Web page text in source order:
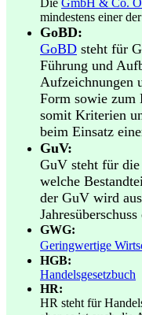
mindestens einer
GoBD:
GoBD steht für
Führung und
Aufzeichnungen
Form sowie zum
somit Kriterien
beim Einsatz
GuV:
GuV steht für
welche
der GuV wird
GWG:
Geringwertige
HGB:
Handelsgesetzbuch
HR:
HR steht für